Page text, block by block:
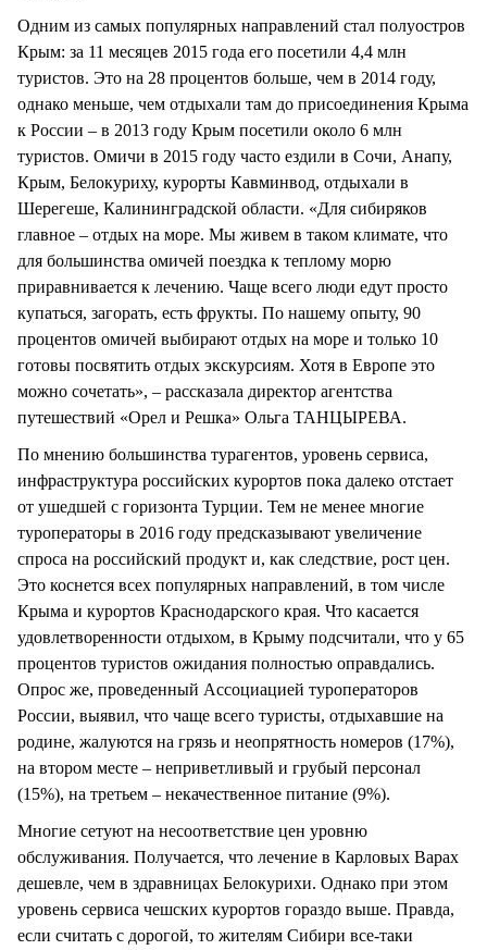
Одним из самых популярных направлений стал полуостров
Крым: за 11 месяцев 2015 года его посетили 4,4 млн
туристов. Это на 28 процентов больше, чем в 2014 году,
однако меньше, чем отдыхали там до присоединения Крыма
к России – в 2013 году Крым посетили около 6 млн
туристов. Омичи в 2015 году часто ездили в Сочи, Анапу,
Крым, Белокуриху, курорты Кавминвод, отдыхали в
Шерегеше, Калининградской области. «Для сибиряков
главное – отдых на море. Мы живем в таком климате, что
для большинства омичей поездка к теплому морю
приравнивается к лечению. Чаще всего люди едут просто
купаться, загорать, есть фрукты. По нашему опыту, 90
процентов омичей выбирают отдых на море и только 10
готовы посвятить отдых экскурсиям. Хотя в Европе это
можно сочетать», – рассказала директор агентства
путешествий «Орел и Решка» Ольга ТАНЦЫРЕВА.
По мнению большинства турагентов, уровень сервиса,
инфраструктура российских курортов пока далеко отстает
от ушедшей с горизонта Турции. Тем не менее многие
туроператоры в 2016 году предсказывают увеличение
спроса на российский продукт и, как следствие, рост цен.
Это коснется всех популярных направлений, в том числе
Крыма и курортов Краснодарского края. Что касается
удовлетворенности отдыхом, в Крыму подсчитали, что у 65
процентов туристов ожидания полностью оправдались.
Опрос же, проведенный Ассоциацией туроператоров
России, выявил, что чаще всего туристы, отдыхавшие на
родине, жалуются на грязь и неопрятность номеров (17%),
на втором месте – неприветливый и грубый персонал
(15%), на третьем – некачественное питание (9%).
Многие сетуют на несоответствие цен уровню
обслуживания. Получается, что лечение в Карловых Варах
дешевле, чем в здравницах Белокурихи. Однако при этом
уровень сервиса чешских курортов гораздо выше. Правда,
если считать с дорогой, то жителям Сибири все-таки